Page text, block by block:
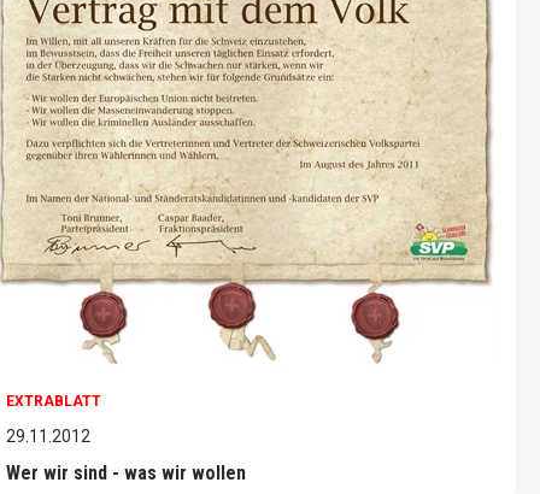
EXTRABLATT
29.11.2012
Wer wir sind - was wir wollen